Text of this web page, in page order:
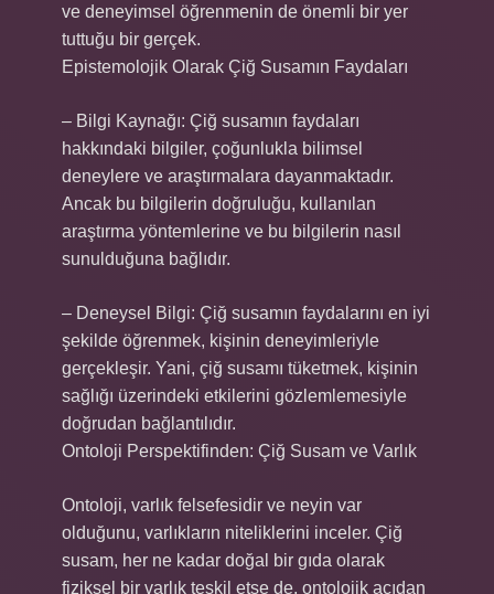
ve deneyimsel öğrenmenin de önemli bir yer
tuttuğu bir gerçek.
Epistemolojik Olarak Çiğ Susamın Faydaları
– Bilgi Kaynağı: Çiğ susamın faydaları
hakkındaki bilgiler, çoğunlukla bilimsel
deneylere ve araştırmalara dayanmaktadır.
Ancak bu bilgilerin doğruluğu, kullanılan
araştırma yöntemlerine ve bu bilgilerin nasıl
sunulduğuna bağlıdır.
– Deneysel Bilgi: Çiğ susamın faydalarını en iyi
şekilde öğrenmek, kişinin deneyimleriyle
gerçekleşir. Yani, çiğ susamı tüketmek, kişinin
sağlığı üzerindeki etkilerini gözlemlemesiyle
doğrudan bağlantılıdır.
Ontoloji Perspektifinden: Çiğ Susam ve Varlık
Ontoloji, varlık felsefesidir ve neyin var
olduğunu, varlıkların niteliklerini inceler. Çiğ
susam, her ne kadar doğal bir gıda olarak
fiziksel bir varlık teşkil etse de, ontolojik açıdan